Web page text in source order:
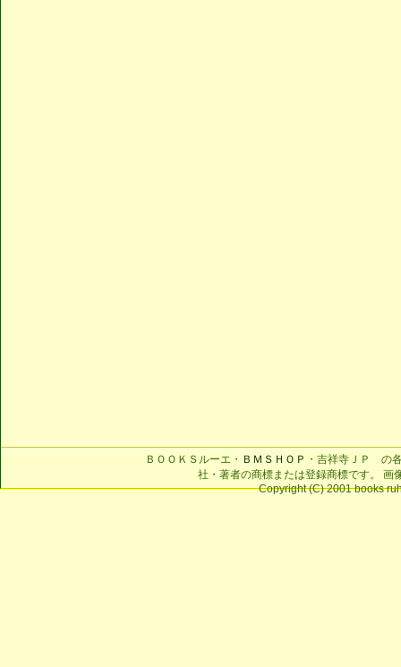
ＢＯＯＫＳルーエ・ ＢＭＳＨＯＰ ・吉祥寺ＪＰ の
社・著者の商標または登録商標です。 画
Copyright (C) 2001 books